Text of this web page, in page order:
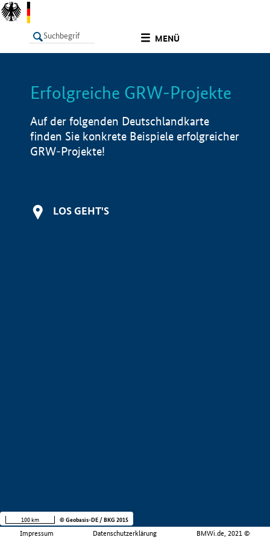
MENÜ
LISTE Info
Erfolgreiche GRW-Projekte
Auf der folgenden Deutschlandkarte
finden Sie konkrete Beispiele erfolgreicher
GRW-Projekte!
LOS GEHT'S
Impressum Datenschutzerklärung BMWi.de, 2021 ©
100 km © Geobasis-DE / BKG 2015